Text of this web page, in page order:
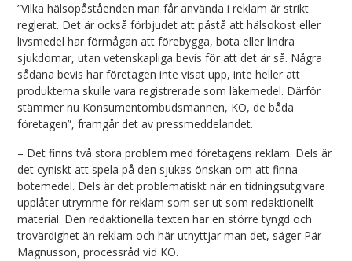
”Vilka hälsopåståenden man får använda i reklam är strikt
reglerat. Det är också förbjudet att påstå att hälsokost eller
livsmedel har förmågan att förebygga, bota eller lindra
sjukdomar, utan vetenskapliga bevis för att det är så. Några
sådana bevis har företagen inte visat upp, inte heller att
produkterna skulle vara registrerade som läkemedel. Därför
stämmer nu Konsumentombudsmannen, KO, de båda
företagen”, framgår det av pressmeddelandet.
– Det finns två stora problem med företagens reklam. Dels är
det cyniskt att spela på den sjukas önskan om att finna
botemedel. Dels är det problematiskt när en tidningsutgivare
upplåter utrymme för reklam som ser ut som redaktionellt
material. Den redaktionella texten har en större tyngd och
trovärdighet än reklam och här utnyttjar man det, säger Pär
Magnusson, processråd vid KO.